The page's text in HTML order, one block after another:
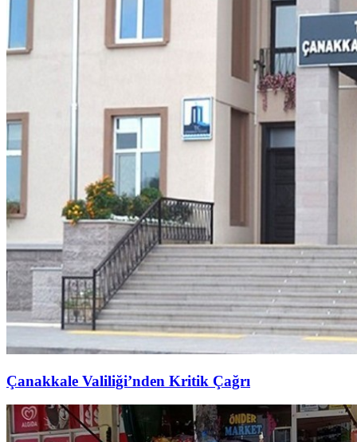
Çanakkale Valiliği’nden Kritik Çağrı